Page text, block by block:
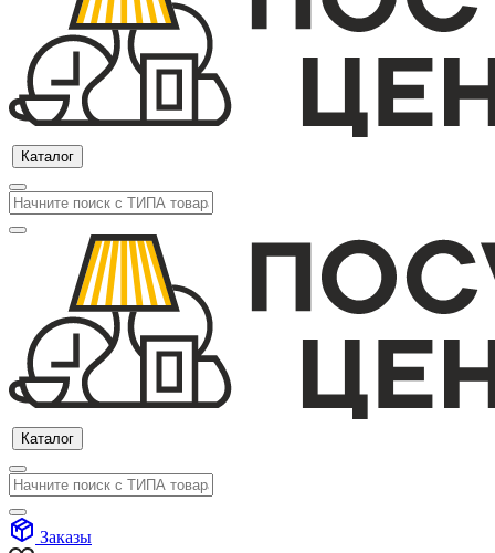
Каталог
Каталог
Заказы